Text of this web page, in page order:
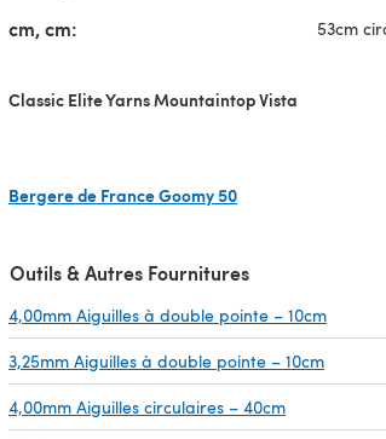
cm, cm: 53cm
Classic Elite Yarns Mountaintop Vista
Bergere de France Goomy 50
Outils & Autres Fournitures
4,00mm Aiguilles à double pointe – 10cm
3,25mm Aiguilles à double pointe – 10cm
4,00mm Aiguilles circulaires – 40cm